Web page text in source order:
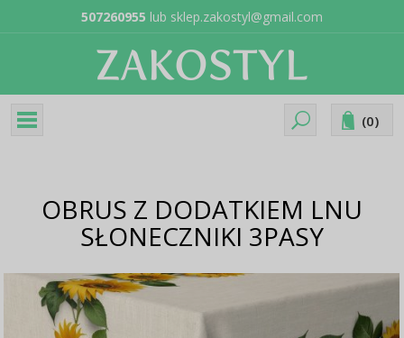
507260955 lub sklep.zakostyl@gmail.com
(0)
OBRUS Z DODATKIEM LNU
SŁONECZNIKI 3PASY